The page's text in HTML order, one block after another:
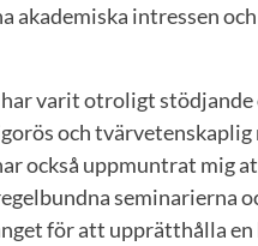
akademiska intressen
varit otroligt stödjande
och
också uppmuntrat mig
seminarierna
för att upprätthålla